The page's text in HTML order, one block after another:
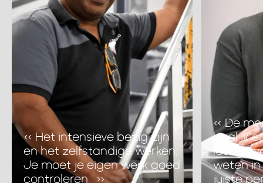
« Het intensieve bezig zijn
en het zelfstandige werken.
Je moet je eigen werk goed
controleren. »
« De
haal ik
lastige
weten
juiste